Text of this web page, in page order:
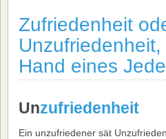
Zufriedenheit
Hand eines
Unzufriedenheit
Ein unzufriedener sät